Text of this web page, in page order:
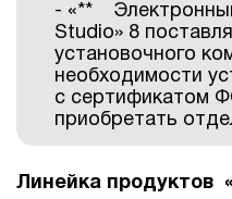
- «**
Studio» 8
установочного
необходимости
с сертификатом
приобретать
Линейка продуктов